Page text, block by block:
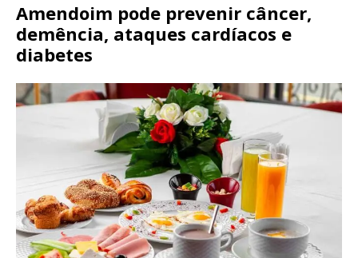
Amendoim pode prevenir câncer,
demência, ataques cardíacos e
diabetes